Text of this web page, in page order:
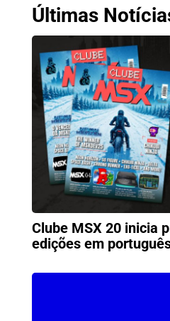
Últimas
Clube MSX 20 inicia
edições em